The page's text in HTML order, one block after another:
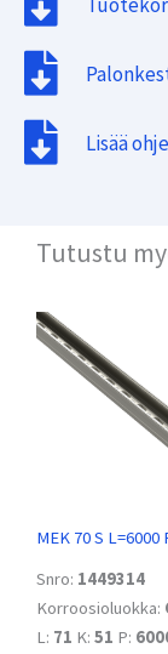
Lisää
Tutustu
MEK 70 S L=6000
Snro: 1449314
Korroosioluokka:
L: 71 K: 51 P: